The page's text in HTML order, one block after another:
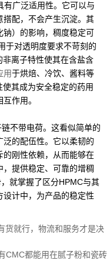
广泛适用性。它可以与
搭配，不会产生沉淀。其
钠）的影响，稠度稳定可
于对透明度要求不苛刻的
离子特性使其在含盐含
用于烘焙、冷饮、酱料等
其成为安全稳定的药用
作用。
不带电荷。这看似简单的
的配伍性。它以柔韧的
的刚性依赖，从而能够在
提供稳定、可靠的增稠
就掌握了区分HPMC与其
计中，为产品的稳定性
货就行，物流和服务才是决
CMC都能用在腻子粉和瓷砖